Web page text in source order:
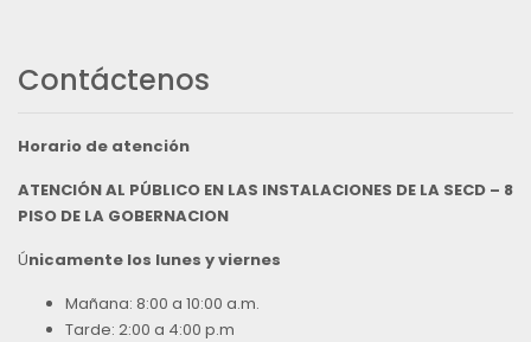
Contáctenos
Horario de atención
ATENCIÓN AL PÚBLICO EN LAS INSTALACIONES DE LA SECD – 8
PISO DE LA GOBERNACION
Únicamente los lunes y viernes
Mañana: 8:00 a 10:00 a.m.
Tarde: 2:00 a 4:00 p.m